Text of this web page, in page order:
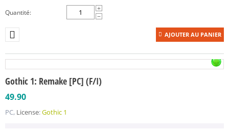
Quantité:
+
−
AJOUTER AU PANIER
Gothic 1: Remake [PC] (F/I)
49.90
PC, License:Gothic 1